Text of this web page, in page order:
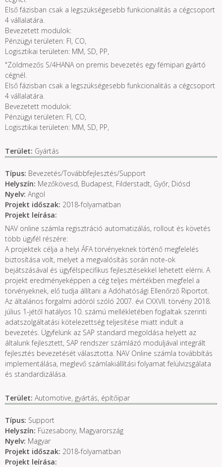
Első fázisban csak a legszükségesebb funkcionalitás a cégcsoport
4 vállalatára.
Bevezetett modulok:
Pénzügyi területen: FI, CO,
Logisztikai területen: MM, SD, PP,
"Zöldmezős S/4HANA on premis bevezetés egy fémipari gyártó
cégnél.
Első fázisban csak a legszükségesebb funkcionalitás a cégcsoport
4 vállalatára.
Bevezetett modulok:
Pénzügyi területen: FI, CO,
Logisztikai területen: MM, SD, PP,
Terület: Gyártás
Típus: Bevezetés/Továbbfejlesztés/Support
Helyszín: Mezőkövesd, Budapest, Filderstadt, Győr, Diósd
Nyelv: Angol
Projekt időszak: 2018-folyamatban
Projekt leírása:
NAV online számla regisztráció automatizálás, rollout és követés
több ügyfél részére:
A projektek célja a helyi ÁFA törvényeknek történő megfelelés
biztosítása volt, melyet a megvalósítás során note-ok
bejátszásával és ügyfélspecifikus fejlesztésekkel lehetett elérni. A
projekt eredményeképpen a cég teljes mértékben megfelel a
törvényeknek, elő tudja állítani a Adóhatósági Ellenőrző Riportot.
Az általános forgalmi adóról szóló 2007. évi CXXVII. törvény 2018.
július 1-jétől hatályos 10. számú mellékletében foglaltak szerinti
adatszolgáltatási kötelezettség teljesítése miatt indult a
bevezetés. Ügyfelünk az SAP standard megoldása helyett az
általunk fejlesztett, SAP rendszer számlázó moduljával integrált
fejlesztés bevezetését választotta. NAV Online számla továbbítás
implementálása, meglevő számlakiállítási folyamat felülvizsgálata
és standardizálása.
Terület: Automotive, gyártás, építőipar
Típus: Support
Helyszín: Füzesabony, Magyarország
Nyelv: Magyar
Projekt időszak: 2018-folyamatban
Projekt leírása: